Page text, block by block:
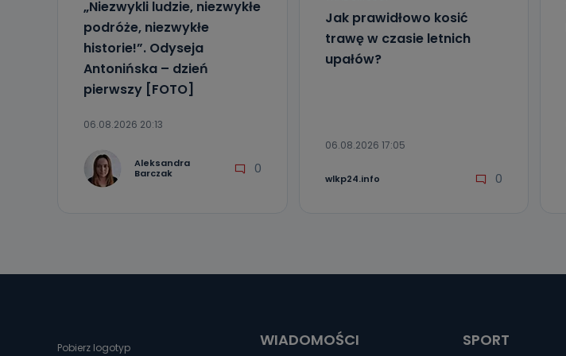
„Niezwykli ludzie, niezwykłe
podróże, niezwykłe
historie!”. Odyseja
Antonińska – dzień
pierwszy [FOTO]
06.08.2026 20:13
Aleksandra
Barczak
0
Jak prawidłowo kosić
trawę w czasie letnich
upałów?
06.08.2026 17:05
wlkp24.info 0
Pobierz logotyp WIADOMOŚCI SPORT